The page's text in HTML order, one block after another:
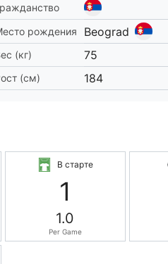
рождения
Beograd
(кг) 75
(см) 184
В старте
1
1.0
Per Game